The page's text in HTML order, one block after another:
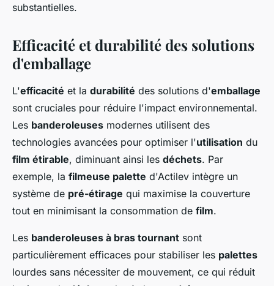
substantielles.
Efficacité et durabilité des solutions
d'emballage
L'efficacité et la durabilité des solutions d'emballage
sont cruciales pour réduire l'impact environnemental.
Les banderoleuses modernes utilisent des
technologies avancées pour optimiser l'utilisation du
film étirable, diminuant ainsi les déchets. Par
exemple, la filmeuse palette d'Actilev intègre un
système de pré-étirage qui maximise la couverture
tout en minimisant la consommation de film.
Les banderoleuses à bras tournant sont
particulièrement efficaces pour stabiliser les palettes
lourdes sans nécessiter de mouvement, ce qui réduit